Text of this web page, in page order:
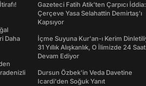
Daha
Gazeteci Fatih Atik'ten Çarpıcı İddia:
Çerçeve Yasa Selahattin Demirtaş'ı
Kapsıyor
İçme Suyuna Kur'an-ı Kerim
31 Yıllık Alışkanlık, O İlimizde 24 Saat
Devam Ediyor
Dursun Özbek'in Veda Davetine
Icardi'den Soğuk Yanıt